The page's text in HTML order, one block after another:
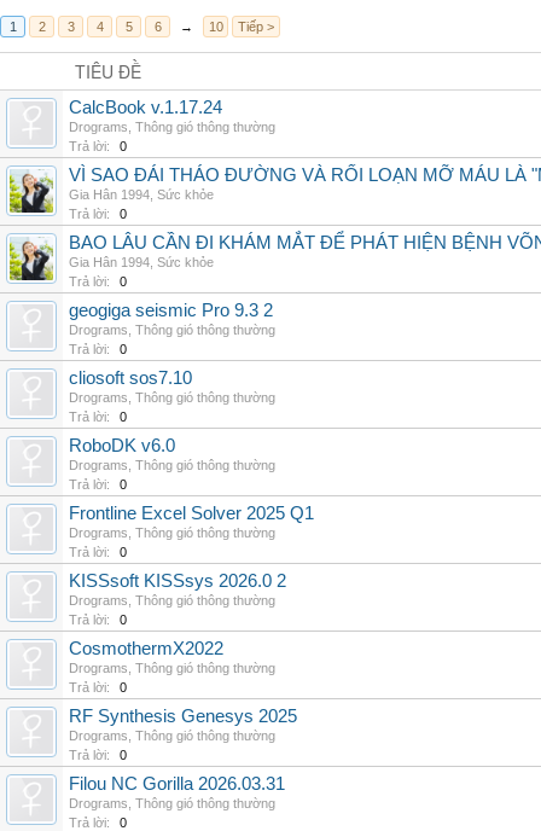
1 2 3 4 5 6 → 10 Tiếp >
TIÊU ĐỀ
CalcBook v.1.17.24
Drograms Thông gió thông thường
Trả lời:
0
VÌ SAO ĐÁI THÁO ĐƯỜNG VÀ RỐI LOẠN MỠ MÁU LÀ
Gia Hân 1994 Sức khỏe
Trả lời:
0
BAO LÂU CẦN ĐI KHÁM MẮT ĐỂ PHÁT HIỆN BỆNH
Gia Hân 1994 Sức khỏe
Trả lời:
0
geogiga seismic Pro 9.3 2
Drograms Thông gió thông thường
Trả lời:
0
cliosoft sos7.10
Drograms Thông gió thông thường
Trả lời:
0
RoboDK v6.0
Drograms Thông gió thông thường
Trả lời:
0
Frontline Excel Solver 2025 Q1
Drograms Thông gió thông thường
Trả lời:
0
KISSsoft KISSsys 2026.0 2
Drograms Thông gió thông thường
Trả lời:
0
CosmothermX2022
Drograms Thông gió thông thường
Trả lời:
0
RF Synthesis Genesys 2025
Drograms Thông gió thông thường
Trả lời:
0
Filou NC Gorilla 2026.03.31
Drograms Thông gió thông thường
Trả lời:
0